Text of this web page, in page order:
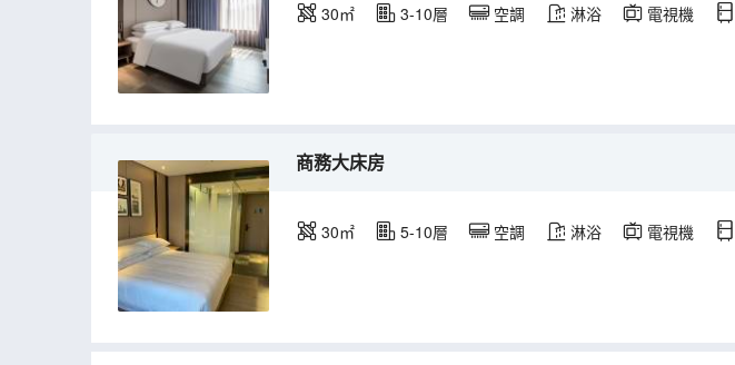
30㎡ 3-10層 空調 淋浴 電視機
商務大床房
30㎡ 5-10層 空調 淋浴 電視機